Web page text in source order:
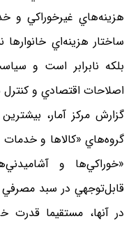
هزينه‌هاي غيرخوراكي
ساختار هزينه‌اي
بلكه نابرابر است و
اصلاحات اقتصادي و
گروه‌هاي «كالاها و
«خوراكي‌ها و
قابل‌توجهي در سبد
در آنها، مستقيما قدرت